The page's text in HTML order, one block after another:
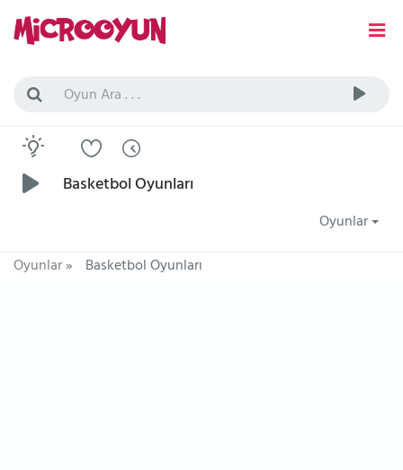
Basketbol Oyunları
Oyunlar
Oyunlar» Basketbol Oyunları